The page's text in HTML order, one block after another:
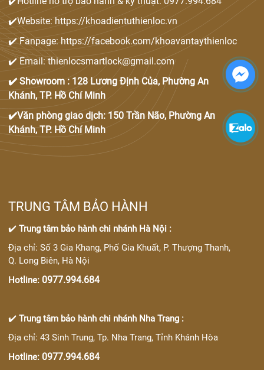
✔️Website: https://khoadientuthienloc.vn
✔️ Fanpage: https://facebook.com/khoavantaythienloc
✔️ Email: thienlocsmartlock@gmail.com
✔️ Showroom : 128 Lương Định Của, Phường An
Khánh, TP. Hồ Chí Minh
✔️Văn phòng giao dịch: 150 Trần Não, Phường An
Khánh, TP. Hồ Chí Minh
TRUNG TÂM BẢO HÀNH
✔️Trung tâm bảo hành chi nhánh Hà Nội :
Địa chỉ: Số 3 Gia Khang, Phố Gia Khuất, P. Thượng Thanh,
Q. Long Biên, Hà Nội
Hotline: 0977.994.684
✔️Trung tâm bảo hành chi nhánh Nha Trang :
Địa chỉ: 43 Sinh Trung, Tp. Nha Trang, Tỉnh Khánh Hòa
Hotline: 0977.994.684